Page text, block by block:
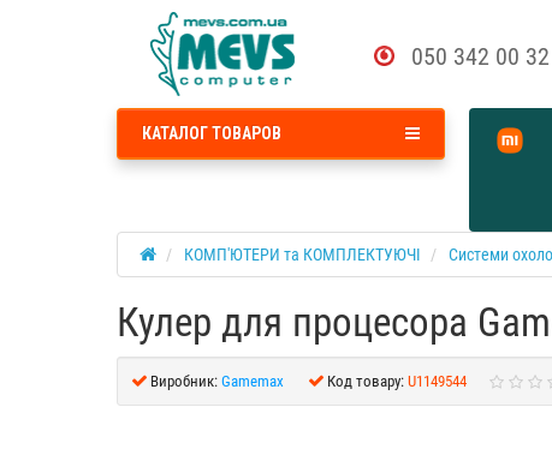
050 342 00 32
КАТАЛОГ ТОВАРОВ
КОМП'ЮТЕРИ та КОМПЛЕКТУЮЧІ Системи
Кулер для процесора
Виробник: Gamemax Код товару: U1149544